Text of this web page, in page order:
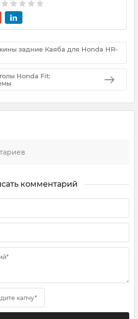
задние Каяба для Honda HR-
Honda Fit:
комментарий
капчу*